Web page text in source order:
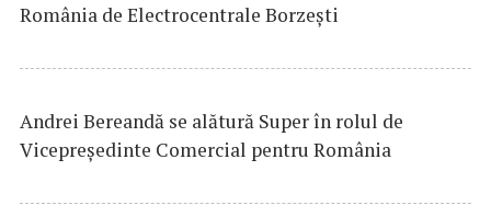
România de Electrocentrale Borzești
Andrei Bereandă se alătură Super în rolul de
Vicepreședinte Comercial pentru România